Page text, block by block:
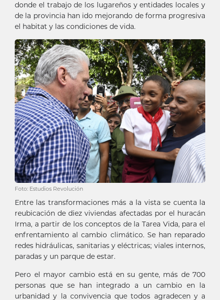
donde el trabajo de los lugareños y entidades locales y
de la provincia han ido mejorando de forma progresiva
el habitat y las condiciones de vida.
Foto: Estudios Revolución
Entre las transformaciones más a la vista se cuenta la
reubicación de diez viviendas afectadas por el huracán
Irma, a partir de los conceptos de la Tarea Vida, para el
enfrentamiento al cambio climático. Se han reparado
redes hidráulicas, sanitarias y eléctricas; viales internos,
paradas y un parque de estar.
Pero el mayor cambio está en su gente, más de 700
personas que se han integrado a un cambio en la
urbanidad y la convivencia que todos agradecen y a